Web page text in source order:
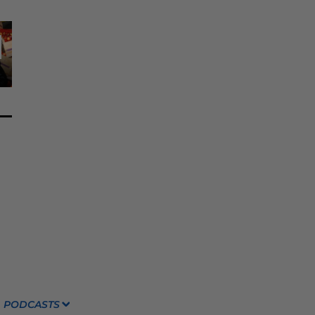
PODCASTS